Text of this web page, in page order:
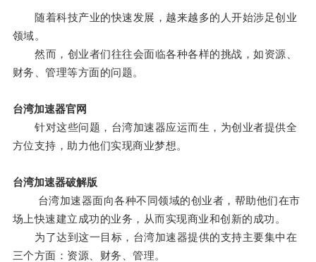
随着科技产业的快速发展，越来越多的人开始涉足创业
领域。
然而，创业者们往往会面临各种各样的挑战，如资源、
财务、管理等方面的问题。
台湾加速器官网
针对这些问题，台湾加速器应运而生，为创业者提供全
方位支持，助力他们实现商业梦想。
台湾加速器破解版
台湾加速器面向各种不同领域的创业者，帮助他们在市
场上快速建立成功的业务，从而实现商业和创新的成功。
为了达到这一目标，台湾加速器提供的支持主要集中在
三个方面：资源、财务、管理。